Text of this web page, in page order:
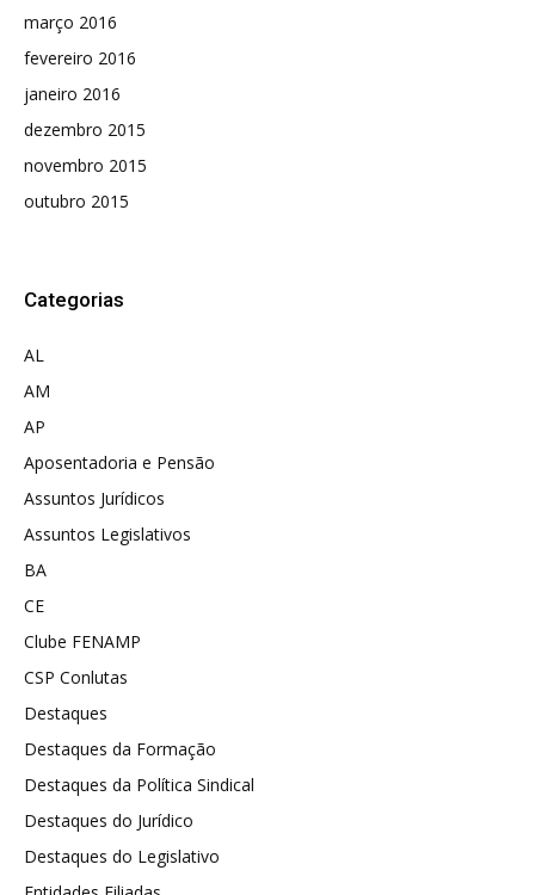
março 2016
fevereiro 2016
janeiro 2016
dezembro 2015
novembro 2015
outubro 2015
Categorias
AL
AM
AP
Aposentadoria e Pensão
Assuntos Jurídicos
Assuntos Legislativos
BA
CE
Clube FENAMP
CSP Conlutas
Destaques
Destaques da Formação
Destaques da Política Sindical
Destaques do Jurídico
Destaques do Legislativo